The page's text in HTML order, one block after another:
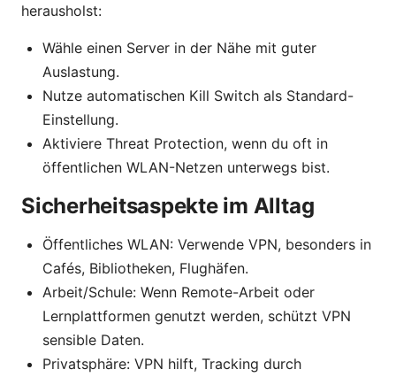
herausholst:
Wähle einen Server in der Nähe mit guter
Auslastung.
Nutze automatischen Kill Switch als Standard-
Einstellung.
Aktiviere Threat Protection, wenn du oft in
öffentlichen WLAN-Netzen unterwegs bist.
Sicherheitsaspekte im Alltag
Öffentliches WLAN: Verwende VPN, besonders in
Cafés, Bibliotheken, Flughäfen.
Arbeit/Schule: Wenn Remote-Arbeit oder
Lernplattformen genutzt werden, schützt VPN
sensible Daten.
Privatsphäre: VPN hilft, Tracking durch